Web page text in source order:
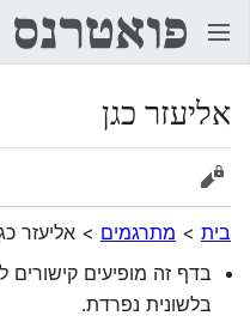
אליעזר כגן
הצגת מקור
בית > מתרגמים > אליעזר
בדף זה מופיעים
בלשונית נפרדת.